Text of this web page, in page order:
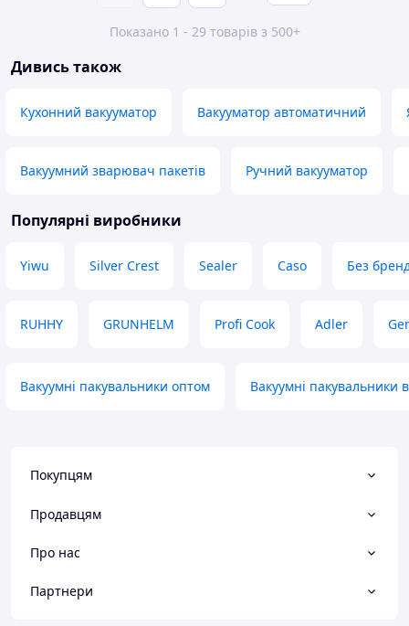
Показано 1 - 29 товарів з 500+
Дивись також
Кухонний вакууматор Вакууматор автоматичний
Вакуумний зварювач пакетів Ручний вакууматор
Популярні виробники
Yiwu Silver Crest Sealer Caso Без
RUHHY GRUNHELM Profi Cook Adler
Вакуумні пакувальники оптом Вакуумні пакувальники
Покупцям
Продавцям
Про нас
Партнери